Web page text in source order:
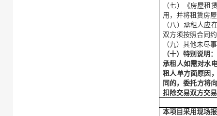
（七）《房屋租
用，并将租赁房
（八）承租人应
双方须按照合同
（九）其他未尽
（十）特别说明：
承租人如需对水
租人单方面原因
同的，委托方将
扣除交易双方交
本项目采用现场